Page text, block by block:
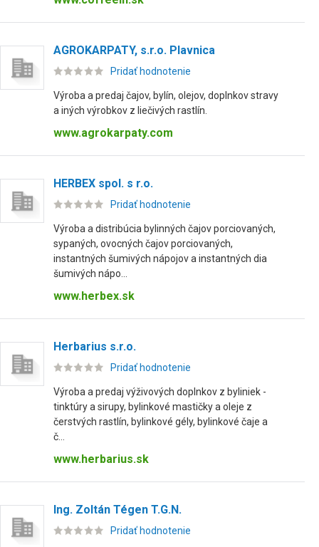
AGROKARPATY, s.r.o. Plavnica
Pridať hodnotenie
Výroba a predaj čajov, bylín, olejov, doplnkov stravy
a iných výrobkov z liečivých rastlín.
www.agrokarpaty.com
HERBEX spol. s r.o.
Pridať hodnotenie
Výroba a distribúcia bylinných čajov porciovaných,
sypaných, ovocných čajov porciovaných,
instantných šumivých nápojov a instantných dia
šumivých nápo...
www.herbex.sk
Herbarius s.r.o.
Pridať hodnotenie
Výroba a predaj výživových doplnkov z byliniek -
tinktúry a sirupy, bylinkové mastičky a oleje z
čerstvých rastlín, bylinkové gély, bylinkové čaje a
č...
www.herbarius.sk
Ing. Zoltán Tégen T.G.N.
Pridať hodnotenie